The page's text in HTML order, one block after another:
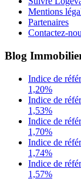
Mentions
Partenaires
Contactez-
Blog
Indice de
1,20%
Indice de
1,53%
Indice de
1,70%
Indice de
1,74%
Indice de
1,57%